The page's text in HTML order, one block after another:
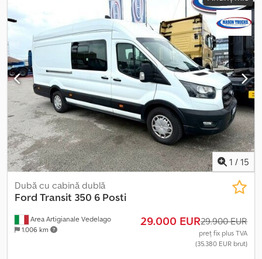
1 / 15
Area Artigianale Vedelago
1.006 km
Dubă cu cabină dublă
Ford Transit 350 6 Posti
29.000 EUR29.900 EUR
preț fix plus TVA
(35.380 EUR brut)